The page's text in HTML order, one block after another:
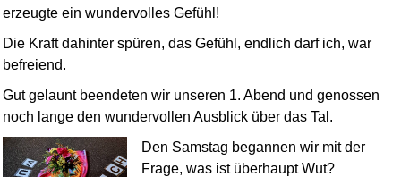
erzeugte ein wundervolles Gefühl!
Die Kraft dahinter spüren, das Gefühl, endlich darf ich, war
befreiend.
Gut gelaunt beendeten wir unseren 1. Abend und genossen
noch lange den wundervollen Ausblick über das Tal.
Den Samstag begannen wir mit der
Frage, was ist überhaupt Wut?